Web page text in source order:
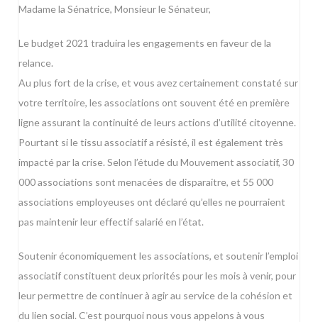
Madame la Sénatrice, Monsieur le Sénateur,
Le budget 2021 traduira les engagements en faveur de la
relance.
Au plus fort de la crise, et vous avez certainement constaté sur
votre territoire, les associations ont souvent été en première
ligne assurant la continuité de leurs actions d’utilité citoyenne.
Pourtant si le tissu associatif a résisté, il est également très
impacté par la crise. Selon l’étude du Mouvement associatif, 30
000 associations sont menacées de disparaitre, et 55 000
associations employeuses ont déclaré qu’elles ne pourraient
pas maintenir leur effectif salarié en l’état.
Soutenir économiquement les associations, et soutenir l’emploi
associatif constituent deux priorités pour les mois à venir, pour
leur permettre de continuer à agir au service de la cohésion et
du lien social. C’est pourquoi nous vous appelons à vous